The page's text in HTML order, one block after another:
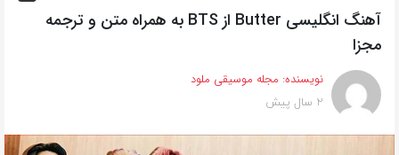
روش‌های
زیر
این
صفحه
را
آهنگ انگلیسی Butter از BTS به همراه متن و ترجمه
مجزا
نویسنده: مجله موسیقی ملود
2 سال پیش